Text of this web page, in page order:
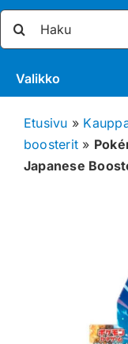
Valikko
Pokémon
Etusivu »
boosterit »
Japanese